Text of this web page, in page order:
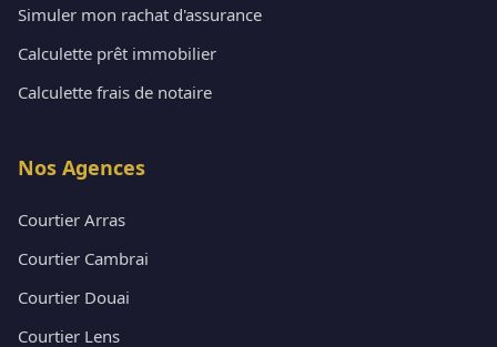
Simuler mon rachat d'assurance
Calculette prêt immobilier
Calculette frais de notaire
Nos Agences
Courtier Arras
Courtier Cambrai
Courtier Douai
Courtier Lens